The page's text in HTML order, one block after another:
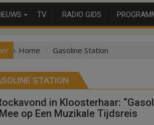
TV RADIO GIDS
Home Gasoline Station
STATION
in Kloosterhaar:
op Een Muzikale Tijdsreis